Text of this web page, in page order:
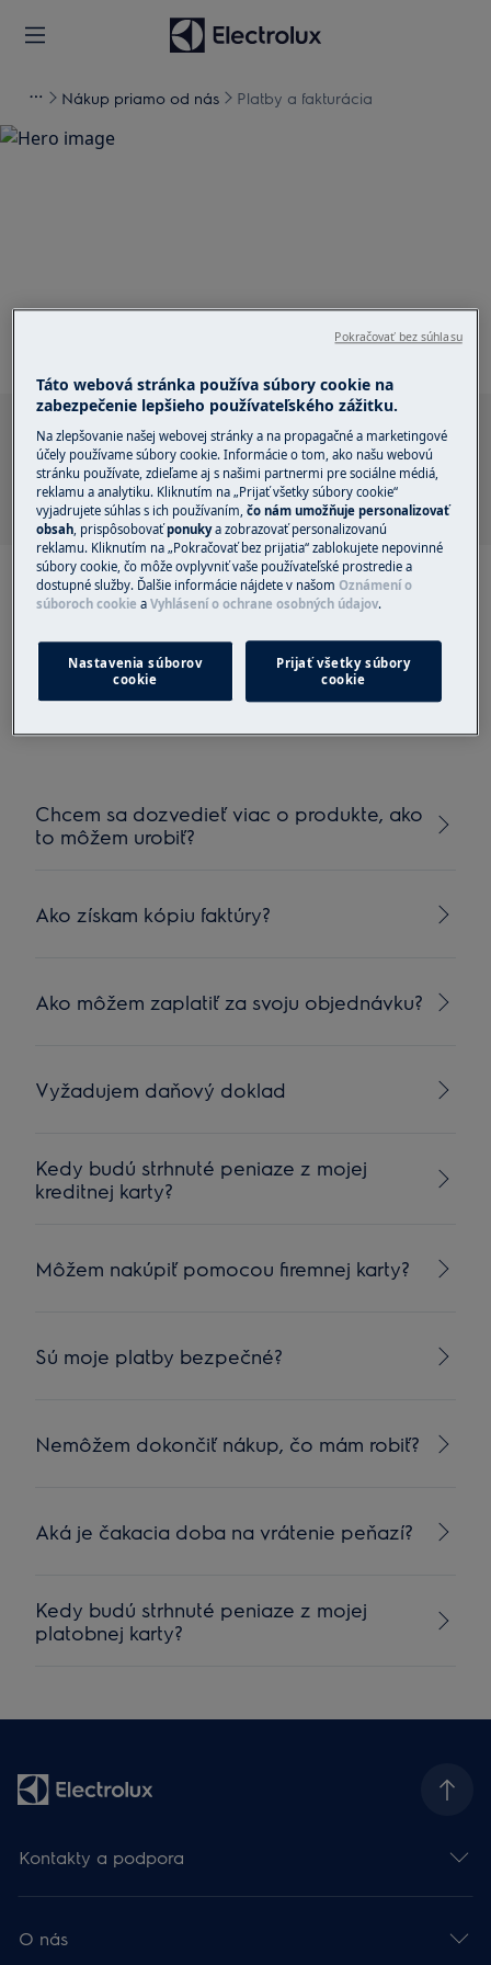
Nákup priamo od nás Platby a fakturácia
Hľadajte v našich článkoch podpory
Odporúčané články pre
Platby a fakturácia
Chcem sa dozvedieť viac o produkte, ako
to môžem urobiť?
Ako získam kópiu faktúry?
Ako môžem zaplatiť za svoju objednávku?
Vyžadujem daňový doklad
Kedy budú strhnuté peniaze z mojej
kreditnej karty?
Môžem nakúpiť pomocou firemnej karty?
Sú moje platby bezpečné?
Nemôžem dokončiť nákup, čo mám robiť?
Aká je čakacia doba na vrátenie peňazí?
Kedy budú strhnuté peniaze z mojej
platobnej karty?
Kontakty a podpora
O nás
Táto webová stránka používa súbory cookie na
zabezpečenie lepšieho používateľského zážitku.
Na zlepšovanie našej webovej stránky a na propagačné a marketingové
účely používame súbory cookie. Informácie o tom, ako našu webovú
stránku používate, zdieľame aj s našimi partnermi pre sociálne médiá,
reklamu a analytiku. Kliknutím na „Prijať všetky súbory cookie“
vyjadrujete súhlas s ich používaním,čo nám umožňuje personalizovať
obsah, prispôsobovaťponukya zobrazovať personalizovanú
reklamu. Kliknutím na „Pokračovať bez prijatia“ zablokujete nepovinné
súbory cookie, čo môže ovplyvniť vaše používateľské prostredie a
dostupné služby. Ďalšie informácie nájdete v našomOznámení o
súboroch cookie aVyhlásení o ochrane osobných údajov.
Nastavenia súborov
cookie
Prijať všetky súbory
cookie
Pokračovať bez súhlasu